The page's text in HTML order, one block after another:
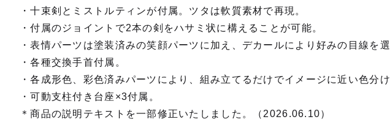
・十束剣とミストルティンが付属。ツタは軟質素材で再現。
・付属のジョイントで2本の剣をハサミ状に構えることが可能。
・表情パーツは塗装済みの笑顔パーツに加え、デカールにより好みの目線を
・各種交換手首付属。
・各成形色、彩色済みパーツにより、組み立てるだけでイメージに近い色分け
・可動支柱付き台座×3付属。
＊商品の説明テキストを一部修正いたしました。（2026.06.10）